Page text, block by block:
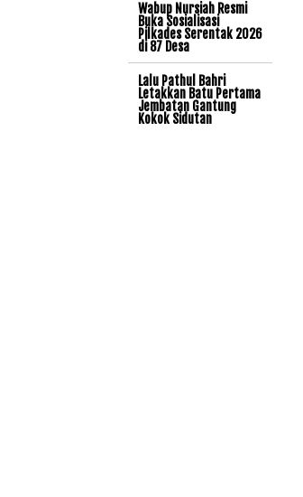
Wabup Nursiah Resmi
Buka Sosialisasi
Pilkades Serentak 2026
di 87 Desa
Lalu Pathul Bahri
Letakkan Batu Pertama
Jembatan Gantung
Kokok Sidutan